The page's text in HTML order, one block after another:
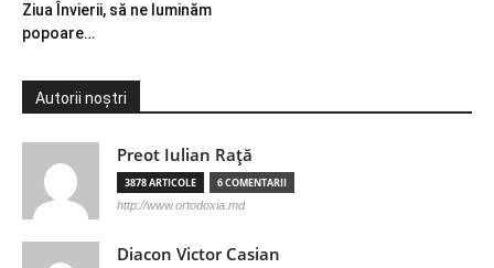
Ziua Învierii, să ne luminăm
popoare…
Autorii noștri
Preot Iulian Raţă
3878 ARTICOLE 6 COMENTARII
http://www.ortodoxia.md
Diacon Victor Casian